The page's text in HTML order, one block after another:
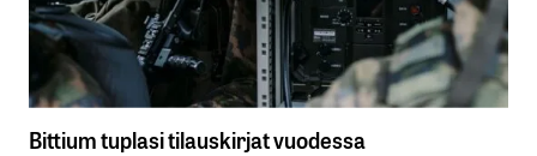
Bittium tuplasi tilauskirjat vuodessa